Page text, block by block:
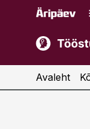
Avaleht